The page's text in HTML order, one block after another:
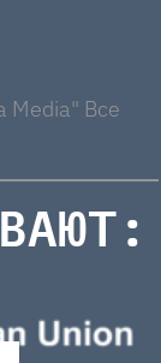
Media" Все